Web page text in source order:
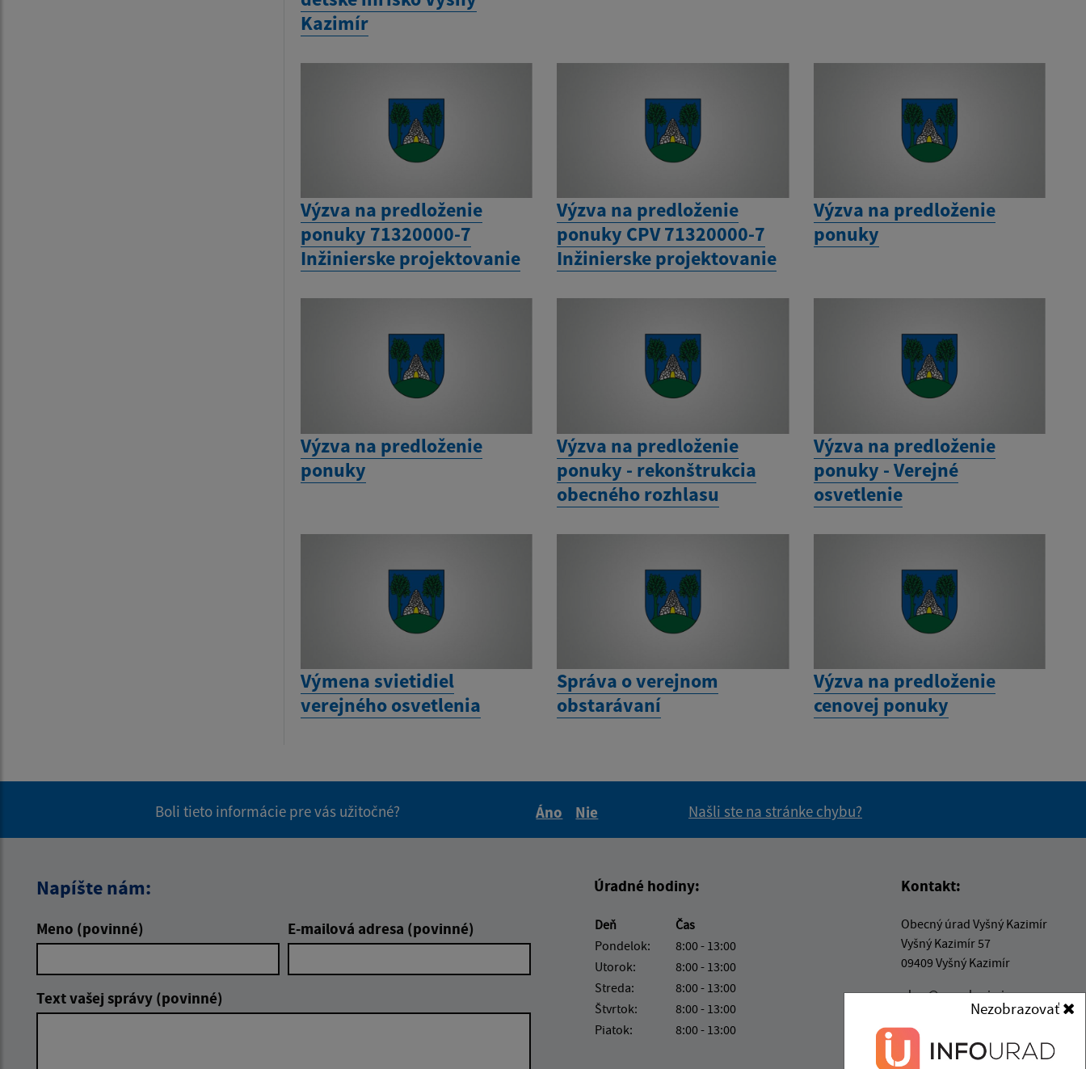
Nezobrazovať
Kazimír
Výzva na predloženie
ponuky 71320000-7
Inžinierske projektovanie
Výzva na predloženie
ponuky CPV 71320000-7
Inžinierske projektovanie
Výzva na predloženie
ponuky
Výzva na predloženie
ponuky
Výzva na predloženie
ponuky - rekonštrukcia
obecného rozhlasu
Výzva na predloženie
ponuky - Verejné
osvetlenie
Výmena svietidiel
verejného osvetlenia
Správa o verejnom
obstarávaní
Výzva na predloženie
cenovej ponuky
Boli tieto informácie pre vás užitočné?
Áno
Nie
Našli ste na stránke chybu?
Napíšte nám:
Meno (povinné) E-mailová adresa (povinné)
Text vašej správy (povinné)
Úradné hodiny:
Deň
Čas
Pondelok:
8:00 - 13:00
Utorok:
8:00 - 13:00
Streda:
8:00 - 13:00
Štvrtok:
8:00 - 13:00
Piatok:
8:00 - 13:00
Kontakt:
Obecný úrad Vyšný Kazimír
Vyšný Kazimír 57
09409 Vyšný Kazimír
obec@vysnykazimir.eu
+421 57 4422001
IČO: 00332801